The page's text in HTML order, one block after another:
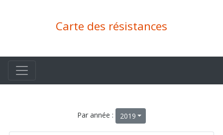
Carte des résistances
Par année : 2019